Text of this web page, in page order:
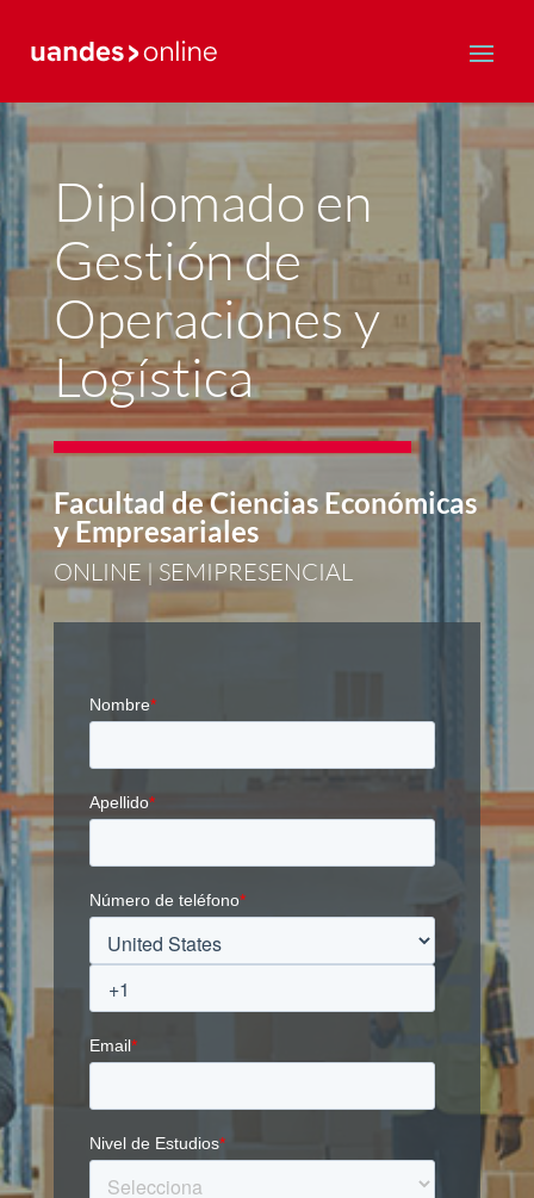
Postgrado y Educación Continua
Diplomado en
Gestión de
Operaciones y
Logística
Facultad de Ciencias Económicas
y Empresariales
ONLINE | SEMIPRESENCIAL